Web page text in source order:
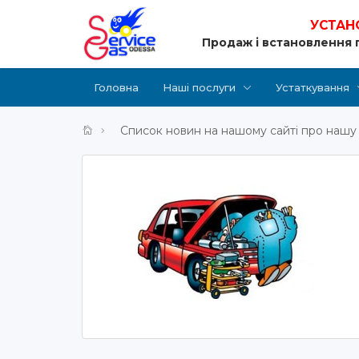
Продаж і встановлення
Головна Наші послуги Устаткування
Список новин на нашому сайті про нашу